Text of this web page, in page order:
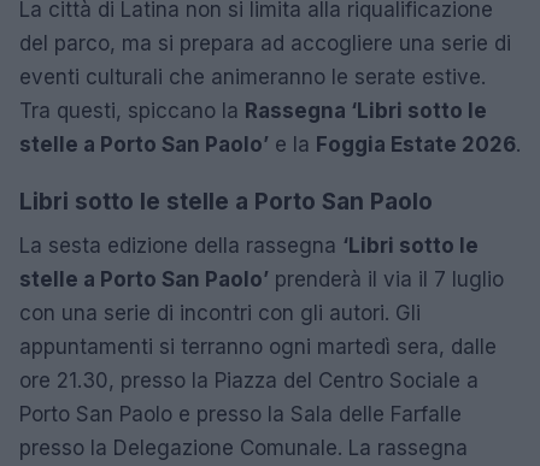
La città di Latina non si limita alla riqualificazione
del parco, ma si prepara ad accogliere una serie di
eventi culturali che animeranno le serate estive.
Tra questi, spiccano la Rassegna ‘Libri sotto le
stelle a Porto San Paolo’ e la Foggia Estate 2026.
Libri sotto le stelle a Porto San Paolo
La sesta edizione della rassegna ‘Libri sotto le
stelle a Porto San Paolo’ prenderà il via il 7 luglio
con una serie di incontri con gli autori. Gli
appuntamenti si terranno ogni martedì sera, dalle
ore 21.30, presso la Piazza del Centro Sociale a
Porto San Paolo e presso la Sala delle Farfalle
presso la Delegazione Comunale. La rassegna